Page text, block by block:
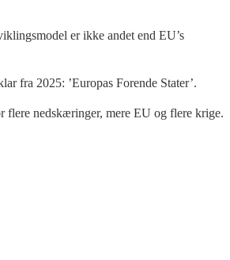
er ikke andet end EU’s
fra 2025: ’Europas Forende Stater’.
flere nedskæringer, mere EU og flere krige.